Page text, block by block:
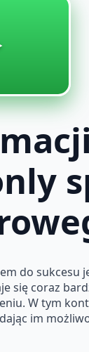
do sukcesu
się coraz
W tym
im